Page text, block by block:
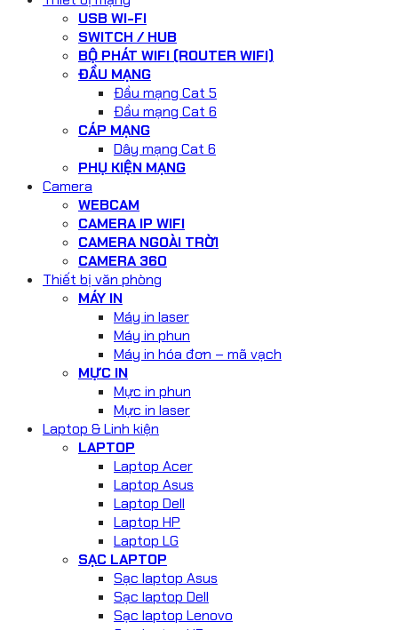
USB WI-FI
SWITCH / HUB
BỘ PHÁT WIFI (ROUTER WIFI)
ĐẦU MẠNG
Đầu mạng Cat 5
Đầu mạng Cat 6
CÁP MẠNG
Dây mạng Cat 6
PHỤ KIỆN MẠNG
Camera
WEBCAM
CAMERA IP WIFI
CAMERA NGOÀI TRỜI
CAMERA 360
Thiết bị văn phòng
MÁY IN
Máy in laser
Máy in phun
Máy in hóa đơn – mã vạch
MỰC IN
Mực in phun
Mực in laser
Laptop & Linh kiện
LAPTOP
Laptop Acer
Laptop Asus
Laptop Dell
Laptop HP
Laptop LG
SẠC LAPTOP
Sạc laptop Asus
Sạc laptop Dell
Sạc laptop Lenovo